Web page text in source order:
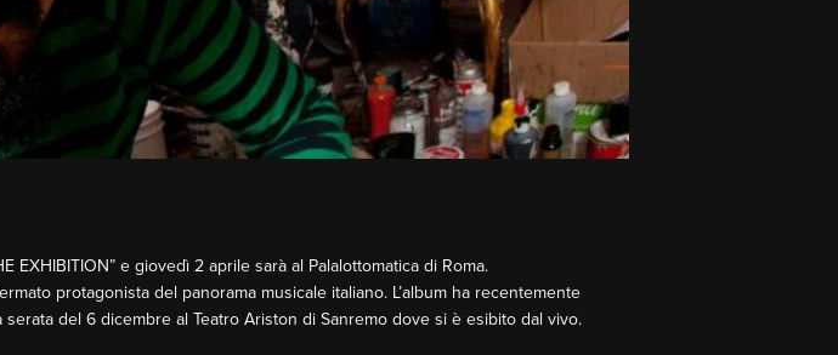
EXHIBITION” e giovedì 2 aprile sarà al Palalottomatica di Roma.
protagonista del panorama musicale italiano. L’album ha recentemente
del 6 dicembre al Teatro Ariston di Sanremo dove si è esibito dal vivo.